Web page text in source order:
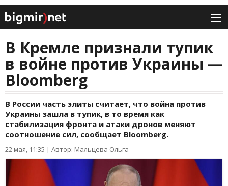
В Кремле признали тупик
в войне против Украины —
Bloomberg
В России часть элиты считает, что война против
Украины зашла в тупик, в то время как
стабилизация фронта и атаки дронов меняют
соотношение сил, сообщает Bloomberg.
22 мая, 11:35 | Автор: Мальцева Ольга